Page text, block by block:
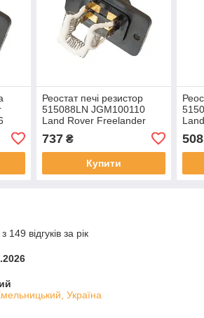
Реостат печі резистор
515088LN JGM100110
Land Rover Freelander
737₴
Купити
508
відгуків за рік
Україна